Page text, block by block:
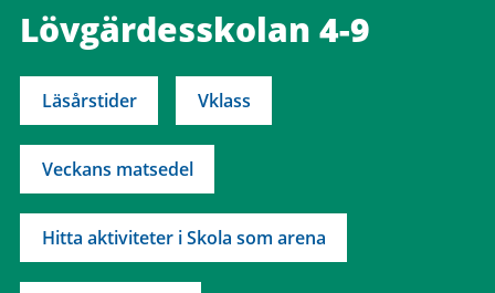
Lövgärdesskolan 4-9
Läsårstider Vklass
Veckans matsedel
Hitta aktiviteter i Skola som arena